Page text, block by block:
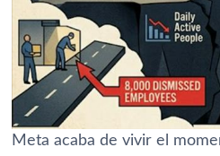
Meta acaba de vivir el